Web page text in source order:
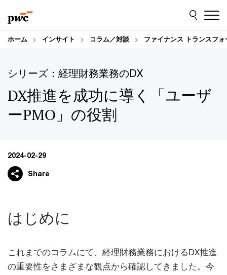
to
content
to
footer
ホーム インサイト コラム／対談 ファイナンス トランスフ
シリーズ：経理財務業務のDX
DX推進を成功に導く「ユーザ
ーPMO」の役割
2024-02-29
Share
はじめに
これまでのコラムにて、経理財務業務におけるDX推進
の重要性をさまざまな観点から確認してきました。今